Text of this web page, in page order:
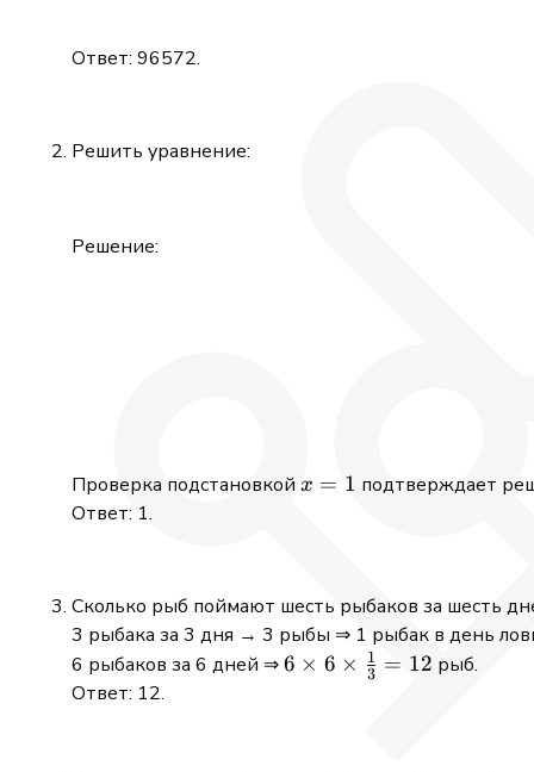
Ответ: 96572.
Решить уравнение:
Решение:
Проверка подстановкой x
x = 1 подтверждает
Ответ: 1.
Сколько рыб поймают шесть рыбаков за шесть
3 рыбака за 3 дня → 3 рыбы ⇒ 1 рыбак в день
6 рыбаков за 6 дней ⇒6 \times
6 × 6 × 3
1 = 12 рыб.
Ответ: 12.